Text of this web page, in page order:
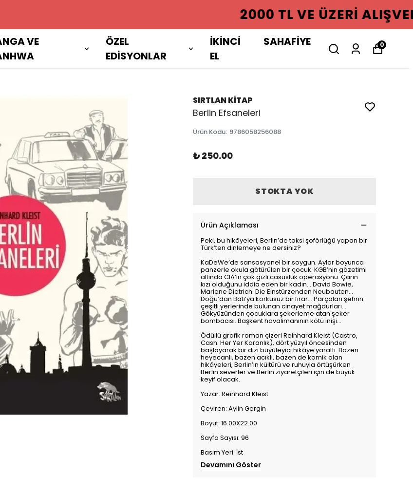
ALIŞVERIŞLERINIZDE KARGO ÜCRETSIZ
VE
ÖZEL
EDİSYONLAR
İKİNCİ
EL
SAHAFİYE 0
SIRTLAN KİTAP
Berlin Efsaneleri
Ürün Kodu: 9786058256088
₺ 250.00
STOKTA YOK
Ürün Açıklaması
Peki, bu hikâyeleri, Berlin’de taksi şoförlüğü yapan bir
Türk’ten dinlemeye ne dersiniz?
KaDeWe’de sansasyonel bir soygun. Aylar boyunca
panzerle okula götürülen bir çocuk. KGB’nin gözetimi
altında CIA’in çok gizli casusluk operasyonu. Çarın
kızı olduğunu iddia eden bir kadın... David Bowie,
Marlene Dietrich. Die Einstürzenden Neubauten...
Doğu’dan Batı’ya korkusuz bir firar... Parçaları şehrin
çeşitli yerlerinde bulunan cinayet mağdurları...
Gökyüzünden çocuklara şekerleme atan şeker
bombacısı. Başkent havalimanının kötü inişi...
Ödüllü grafik roman çizeri Reinhard Kleist (Castro,
Cash: Her Yer Karanlık), dört yüzyıl öncesinden
başlayarak bir dizi büyüleyici hikâye yarattı. Bazen
heyecanlı, bazen acıklı, bazen de komik olan
hikâyeleri, Berlin’in kültürü ve ruhuyla örtüşürken
Berlin severler ve Berlin ziyaretçileri için de büyük
keyif olacak.
Yazar: Reinhard Kleist
Çeviren: Aylin Gergin
Boyut: 16.00X22.00
Sayfa Sayısı: 96
Basım Yeri: İst
Devamını Göster